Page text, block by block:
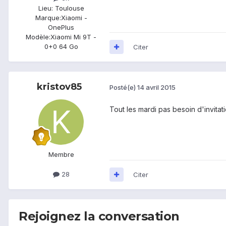
Lieu: Toulouse
Marque:Xiaomi -
OnePlus
Modèle:Xiaomi Mi 9T -
0+0 64 Go
Citer
kristov85
Membre
28
Posté(e) 14 avril 2015
Tout les mardi pas besoin
Citer
Rejoignez la conversation